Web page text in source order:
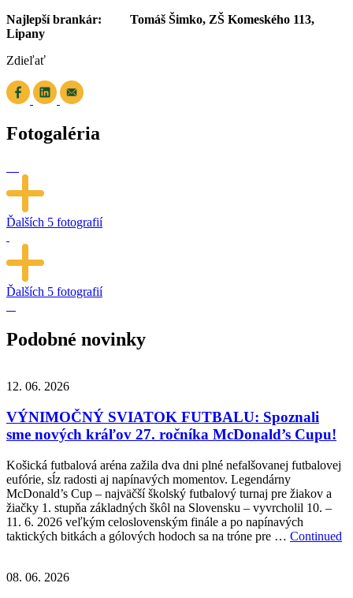
Najlepší brankár: Tomáš Šimko, ZŠ Komeského 113,
Lipany
Zdieľať
Fotogaléria
Ďalších 5 fotografií
Ďalších 5 fotografií
Podobné novinky
12. 06. 2026
VÝNIMOČNÝ SVIATOK FUTBALU: Spoznali
sme nových kráľov 27. ročníka McDonald’s Cupu!
Košická futbalová aréna zažila dva dni plné nefalšovanej futbalovej
eufórie, sĺz radosti aj napínavých momentov. Legendárny
McDonald’s Cup – najväčší školský futbalový turnaj pre žiakov a
žiačky 1. stupňa základných škôl na Slovensku – vyvrcholil 10. –
11. 6. 2026 veľkým celoslovenským finále a po napínavých
taktických bitkách a gólových hodoch sa na tróne pre … Continued
08. 06. 2026